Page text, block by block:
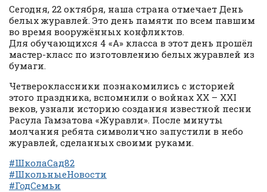
Сегодня, 22 октября, наша страна отмечает День
белых журавлей. Это день памяти по всем павшим
во время вооружённых конфликтов.
Для обучающихся 4 «А» класса в этот день прошёл
мастер-класс по изготовлению белых журавлей из
бумаги.
Четвероклассники познакомились с историей
этого праздника, вспомнили о войнах XX – XXI
веков, узнали историю создания известной песни
Расула Гамзатова «Журавли». После минуты
молчания ребята символично запустили в небо
журавлей, сделанных своими руками.
#ШколаСад82
#ШкольныеНовости
#ГодСемьи